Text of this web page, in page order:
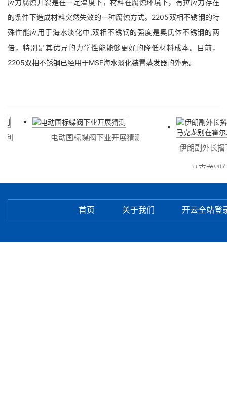
应力腐蚀开裂是在一定温度下，材料在腐蚀环境下，有拉应力存在
的条件下造成材料突然失效的一种腐蚀方式。2205双相不锈钢的特
殊性能应用于海水淡化中,双相不锈钢的强度是奥氏体不锈钢的两
倍，特别是其优异的力学性能能够更好的降低材料成本。目前，
2205双相不锈钢已经用于MSF海水淡化装置蒸发器的外壳。
电动国标蝶阀下业开展猜测
伊朗副外长撂
马克龙别在
首页 关于我们 开云全站登